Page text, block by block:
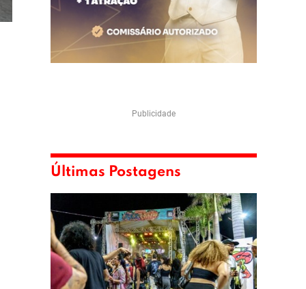
Publicidade
Últimas Postagens